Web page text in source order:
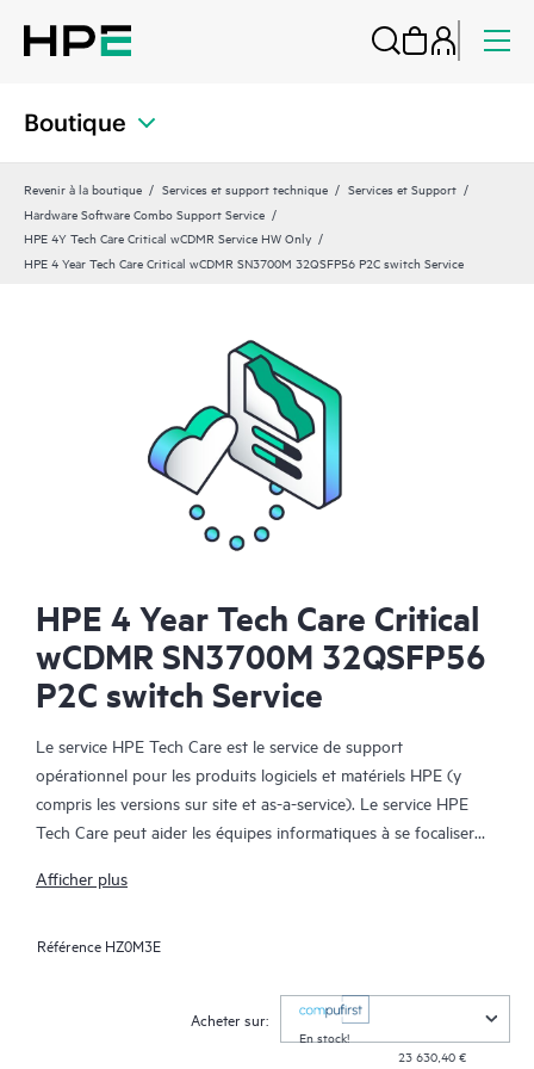
Boutique
Revenir à la boutique Services et support technique
Services et Support
Hardware Software Combo Support Service
HPE 4Y Tech Care Critical wCDMR Service HW Only
HPE 4 Year Tech Care Critical wCDMR SN3700M 32QSFP56 P2C switch Service
HPE 4 Year Tech Care Critical
wCDMR SN3700M 32QSFP56
P2C switch Service
Le service HPE Tech Care est le service de support
opérationnel pour les produits logiciels et matériels HPE (y
compris les versions sur site et as-a-service). Le service HPE
Tech Care peut aider les équipes informatiques à se focaliser
chercher proactivement de meilleures méthodes de travail,
spécialistes produit et fournit des conseils techniques généraux,
qui aideront les Clients à réduire les risques et à trouver des
méthodes de travail plus efficaces. Les Clients du service HPE
Afficher plus
Référence HZ0M3E
Acheter sur:
En stock!
23 630,40 €